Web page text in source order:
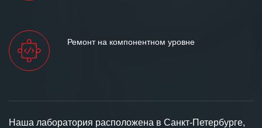
Ремонт на компонентном уровне
Наша лаборатория расположена в Санкт-Петербурге,